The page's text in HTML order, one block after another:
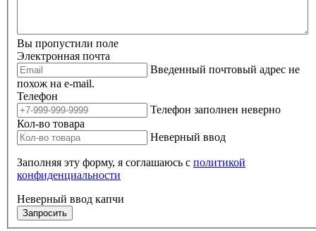
Вы пропустили поле
Электронная почта
Введенный почтовый адрес не
похож на e-mail.
Телефон
Телефон заполнен неверно
Кол-во товара
Неверный ввод
Заполняя эту форму, я соглашаюсь с политикой
конфиденциальности
Неверный ввод капчи
Запросить